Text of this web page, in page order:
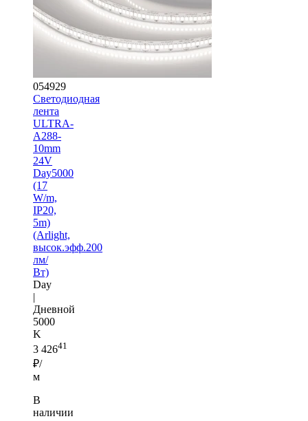
054929
Светодиодная
лента
ULTRA-
A288-
10mm
24V
Day5000
(17
W/m,
IP20,
5m)
(Arlight,
высок.эфф.200
лм/
Вт)
Day
|
Дневной
5000
K
3 42641
₽/
м
В
наличии